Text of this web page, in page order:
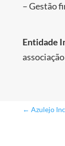
– Gestão
Entidade
← Azulejo